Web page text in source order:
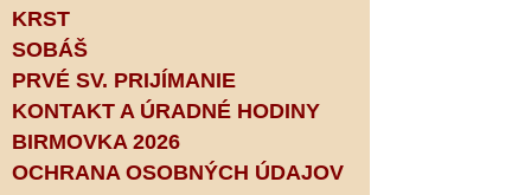
KRST
SOBÁŠ
PRVÉ SV. PRIJÍMANIE
KONTAKT A ÚRADNÉ HODINY
BIRMOVKA 2026
OCHRANA OSOBNÝCH ÚDAJOV